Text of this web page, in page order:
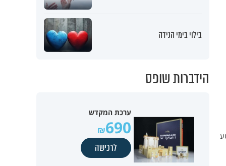
בילוי בימי הנידה
הידברות שופס
ערכת המקדש
690
לרכישה